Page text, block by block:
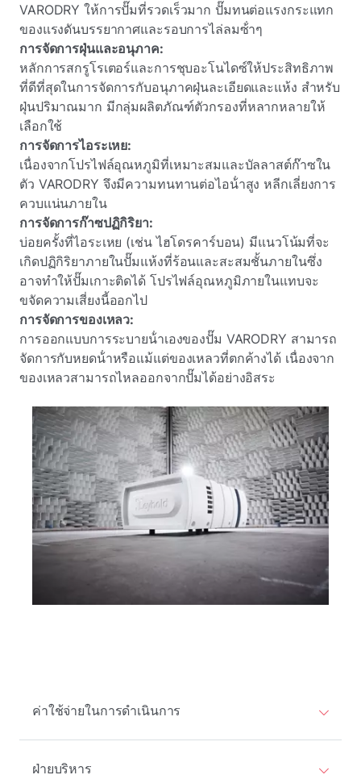
VARODRY ให้การปั๊มที่รวดเร็วมาก ปั๊มทนต่อแรงกระแทก
ของแรงดันบรรยากาศและรอบการไล่ลมซ้ําๆ
การจัดการฝุ่นและอนุภาค:
หลักการสกรูโรเตอร์และการชุบอะโนไดซ์ให้ประสิทธิภาพ
ที่ดีที่สุดในการจัดการกับอนุภาคฝุ่นละเอียดและแห้ง สําหรับ
ฝุ่นปริมาณมาก มีกลุ่มผลิตภัณฑ์ตัวกรองที่หลากหลายให้
เลือกใช้
การจัดการไอระเหย:
เนื่องจากโปรไฟล์อุณหภูมิที่เหมาะสมและบัลลาสต์ก๊าซใน
ตัว VARODRY จึงมีความทนทานต่อไอน้ําสูง หลีกเลี่ยงการ
ควบแน่นภายใน
การจัดการก๊าซปฏิกิริยา:
บ่อยครั้งที่ไอระเหย (เช่น ไฮโดรคาร์บอน) มีแนวโน้มที่จะ
เกิดปฏิกิริยาภายในปั๊มแห้งที่ร้อนและสะสมชั้นภายในซึ่ง
อาจทําให้ปั๊มเกาะติดได้ โปรไฟล์อุณหภูมิภายในแทบจะ
ขจัดความเสี่ยงนี้ออกไป
การจัดการของเหลว:
การออกแบบการระบายน้ําเองของปั๊ม VARODRY สามารถ
จัดการกับหยดน้ําหรือแม้แต่ของเหลวที่ตกค้างได้ เนื่องจาก
ของเหลวสามารถไหลออกจากปั๊มได้อย่างอิสระ
ค่าใช้จ่ายในการดําเนินการ
ฝ่ายบริหาร